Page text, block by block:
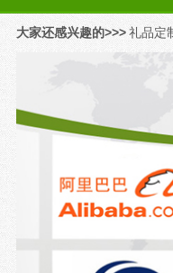
大家还感兴趣的>>>礼品定